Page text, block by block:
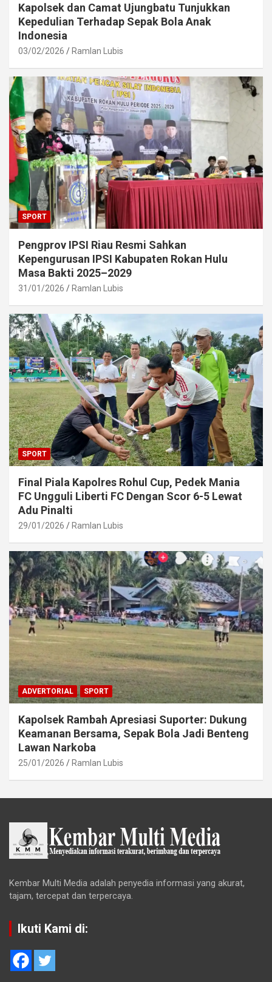
Kapolsek dan Camat Ujungbatu Tunjukkan
Kepedulian Terhadap Sepak Bola Anak
Indonesia
03/02/2026 Ramlan Lubis
SPORT
Pengprov IPSI Riau Resmi Sahkan
Kepengurusan IPSI Kabupaten Rokan Hulu
Masa Bakti 2025–2029
31/01/2026 Ramlan Lubis
SPORT
Final Piala Kapolres Rohul Cup, Pedek Mania
FC Ungguli Liberti FC Dengan Scor 6-5 Lewat
Adu Pinalti
29/01/2026 Ramlan Lubis
ADVERTORIAL SPORT
Kapolsek Rambah Apresiasi Suporter: Dukung
Keamanan Bersama, Sepak Bola Jadi Benteng
Lawan Narkoba
25/01/2026 Ramlan Lubis
Kembar Multi Media adalah penyedia informasi yang akurat,
tajam, tercepat dan terpercaya.
Ikuti Kami di: